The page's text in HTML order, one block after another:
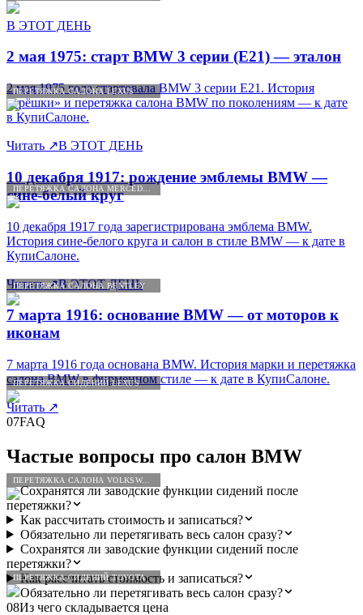
ПЕРЕТЯЖКА САЛОНА LEXUS
ПЕРЕТЯЖКА САЛОНА BENTLEY
ПЕРЕТЯЖКА СИДЕНИЙ LEXUS
ПЕРЕТЯЖКА САЛОНА VOLKSWAGEN
ПЕРЕТЯЖКА СИДЕНИЙ TOYOTA
В ЭТОТ ДЕНЬ
2 мая 1975: старт BMW 3 серии (E21) — эталон
2 мая 1975 года стартовала BMW 3 серии E21. История
«трёшки» и перетяжка салона BMW по поколениям — к дате
в КупиСалоне.
Читать ↗В ЭТОТ ДЕНЬ
10 декабря 1917: рождение эмблемы BMW —
сине-белый круг
10 декабря 1917 года зарегистрирована эмблема BMW.
История сине-белого круга и салон в стиле BMW — к дате в
КупиСалоне.
Читать↗В ЭТОТ ДЕНЬ
7 марта 1916: основание BMW — от моторов к
иконам
7 марта 1916 года основана BMW. История марки и перетяжка
салона BMW в фирменном стиле — к дате в КупиСалоне.
Читать ↗
07FAQ
Частые вопросы про салон BMW
Сохранятся ли заводские функции сидений после
перетяжки?
Как рассчитать стоимость и записаться?
Обязательно ли перетягивать весь салон сразу?
Сохранятся ли заводские функции сидений после
перетяжки?
Как рассчитать стоимость и записаться?
Обязательно ли перетягивать весь салон сразу?
08Из чего складывается цена